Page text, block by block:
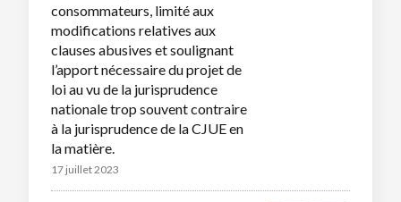
consommateurs, limité aux
modifications relatives aux
clauses abusives et soulignant
l’apport nécessaire du projet de
loi au vu de la jurisprudence
nationale trop souvent contraire
à la jurisprudence de la CJUE en
la matière.
17 juillet 2023